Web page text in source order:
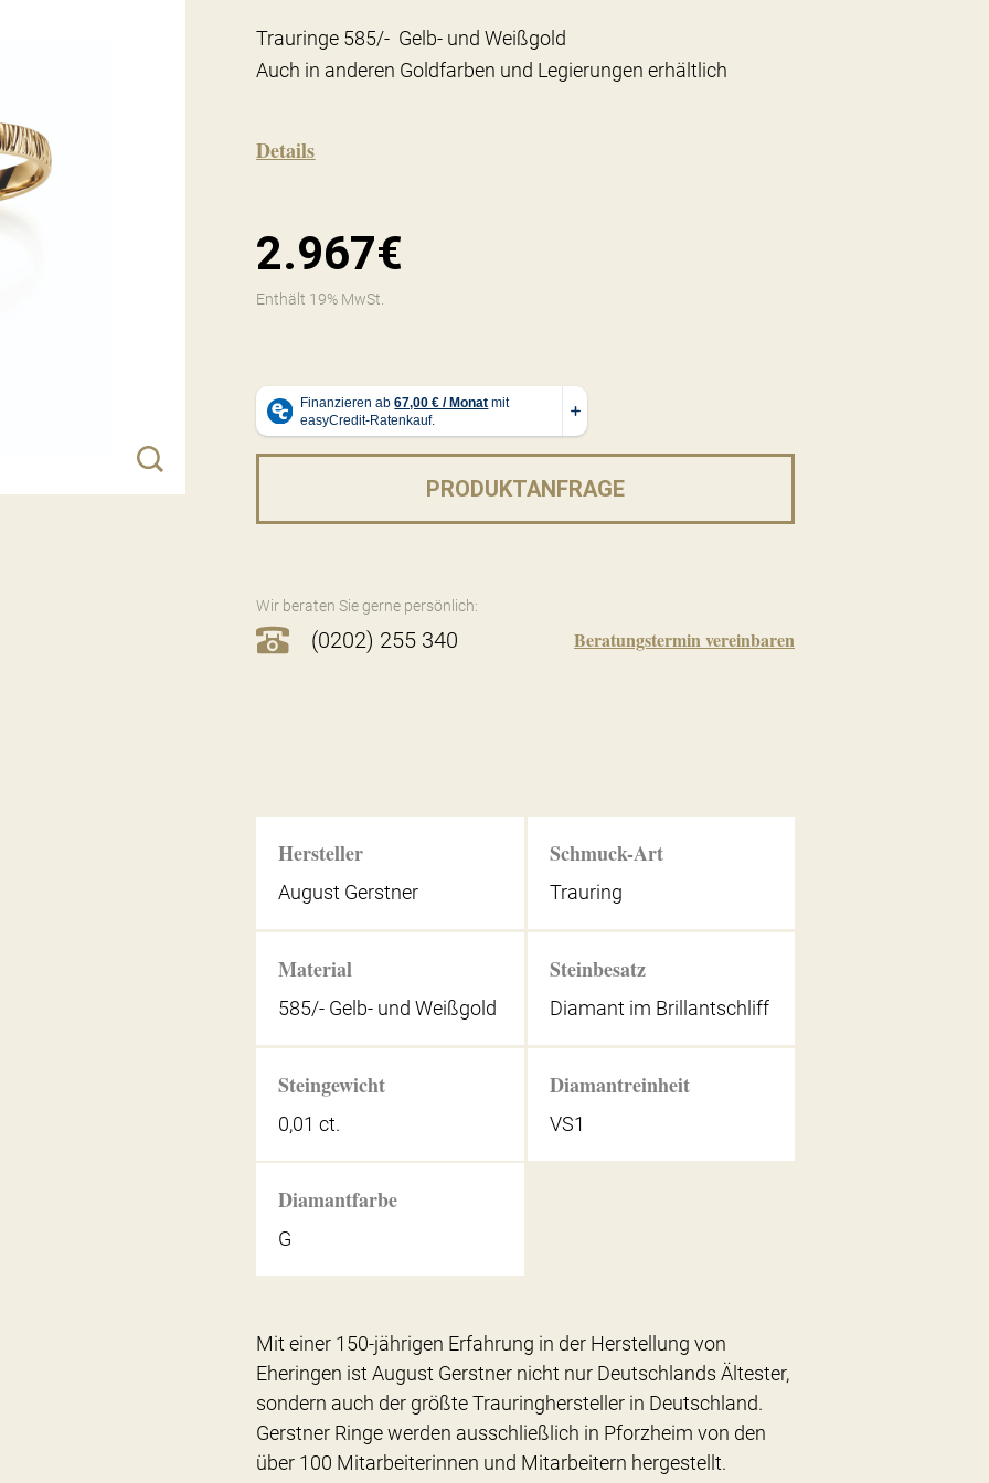
Trauringe 585/- Gelb- und Weißgold
Auch in anderen Goldfarben und Legierungen erhältlich
Details
2.967€
Enthält 19% MwSt.
PRODUKTANFRAGE
Wir beraten Sie gerne persönlich:
(0202) 255 340 Beratungstermin vereinbaren
Hersteller
August Gerstner
Schmuck-Art
Trauring
Material
585/- Gelb- und Weißgold
Steinbesatz
Diamant im Brillantschliff
Steingewicht
0,01 ct.
Diamantreinheit
VS1
Diamantfarbe
G
Mit einer 150-jährigen Erfahrung in der Herstellung von
Eheringen ist August Gerstner nicht nur Deutschlands Ältester,
sondern auch der größte Trauringhersteller in Deutschland.
Gerstner Ringe werden ausschließlich in Pforzheim von den
über 100 Mitarbeiterinnen und Mitarbeitern hergestellt.